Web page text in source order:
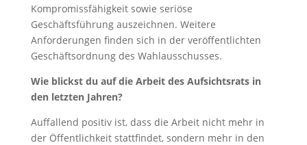
Kompromissfähigkeit sowie seriöse
Geschäftsführung auszeichnen. Weitere
Anforderungen finden sich in der veröffentlichten
Geschäftsordnung des Wahlausschusses.
Wie blickst du auf die Arbeit des Aufsichtsrats in
den letzten Jahren?
Auffallend positiv ist, dass die Arbeit nicht mehr in
der Öffentlichkeit stattfindet, sondern mehr in den